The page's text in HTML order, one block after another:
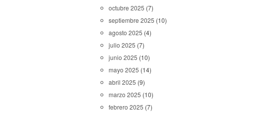
octubre 2025 (7)
septiembre 2025 (10)
agosto 2025 (4)
julio 2025 (7)
junio 2025 (10)
mayo 2025 (14)
abril 2025 (9)
marzo 2025 (10)
febrero 2025 (7)